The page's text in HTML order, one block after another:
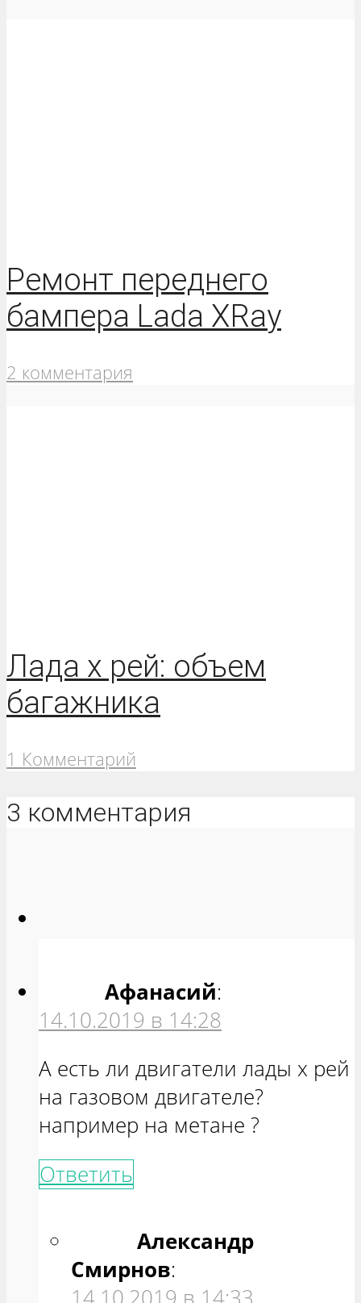
Ремонт переднего
бампера Lada XRay
2 комментария
Лада х рей: объем
багажника
1 Комментарий
3 комментария
Афанасий:
14.10.2019 в 14:28
А есть ли двигатели лады х рей
на газовом двигателе?
например на метане ?
Ответить
Александр
Смирнов: